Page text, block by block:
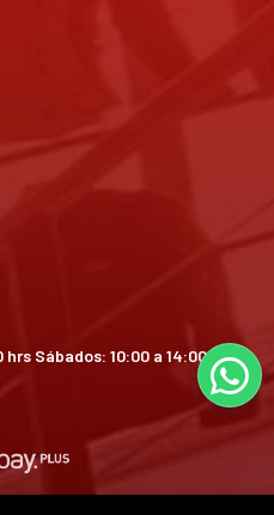
Sábados: 10:00 a 14:00 hrs